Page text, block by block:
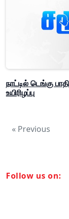
நாட்டில் டெங்கு
உயிரிழப்பு
« Previous
Follow us on: